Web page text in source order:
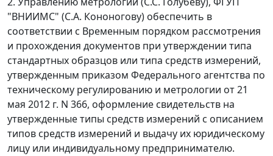
"ВНИИМС" (С.А. Кононогову) обеспечить в
соответствии с Временным порядком рассмотрения
и прохождения документов при утверждении типа
стандартных образцов или типа средств измерений,
утвержденным приказом Федерального агентства по
техническому регулированию и метрологии от 21
мая 2012 г. N 366, оформление свидетельств на
утвержденные типы средств измерений с описанием
типов средств измерений и выдачу их юридическому
лицу или индивидуальному предпринимателю.